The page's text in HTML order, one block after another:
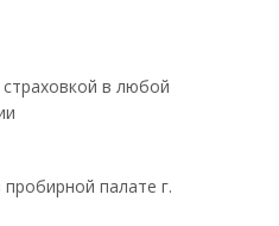
в любой
палате г.